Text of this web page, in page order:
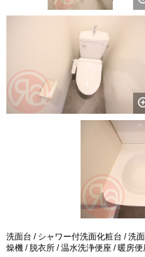
洗面台 / シャワー付洗面化粧台 / 洗
燥機 / 脱衣所 / 温水洗浄便座 / 暖房便